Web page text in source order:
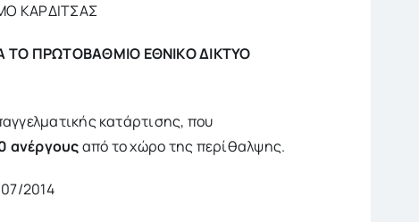
ΚΑΡΔΙΤΣΑΣ
ΤΟ ΠΡΩΤΟΒAΘΜΙΟ ΕΘΝΙΚO ΔIΚΤΥΟ
κατάρτισης, που
ανέργουςαπό το χώρο της περίθαλψης.
2014